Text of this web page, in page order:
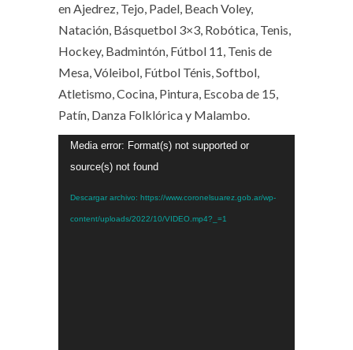
en Ajedrez, Tejo, Padel, Beach Voley,
Natación, Básquetbol 3×3, Robótica, Tenis,
Hockey, Badmintón, Fútbol 11, Tenis de
Mesa, Vóleibol, Fútbol Ténis, Softbol,
Atletismo, Cocina, Pintura, Escoba de 15,
Patín, Danza Folklórica y Malambo.
Reproductor
de
Media error: Format(s) not supported or
source(s) not found
Descargar archivo: https://www.coronelsuarez.gob.ar/wp-
content/uploads/2022/10/VIDEO.mp4?_=1